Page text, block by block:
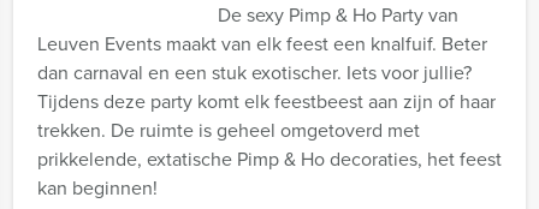
De sexy Pimp & Ho Party van
Leuven Events maakt van elk feest een knalfuif. Beter
dan carnaval en een stuk exotischer. Iets voor jullie?
Tijdens deze party komt elk feestbeest aan zijn of haar
trekken. De ruimte is geheel omgetoverd met
prikkelende, extatische Pimp & Ho decoraties, het feest
kan beginnen!